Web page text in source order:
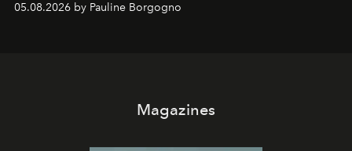
05.08.2026 by Pauline Borgogno
Magazines